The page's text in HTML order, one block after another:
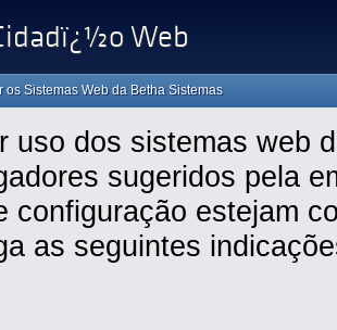
Web
os Sistemas Web da Betha Sistemas
uso dos sistemas web
sugeridos pela
configuração estejam
as seguintes